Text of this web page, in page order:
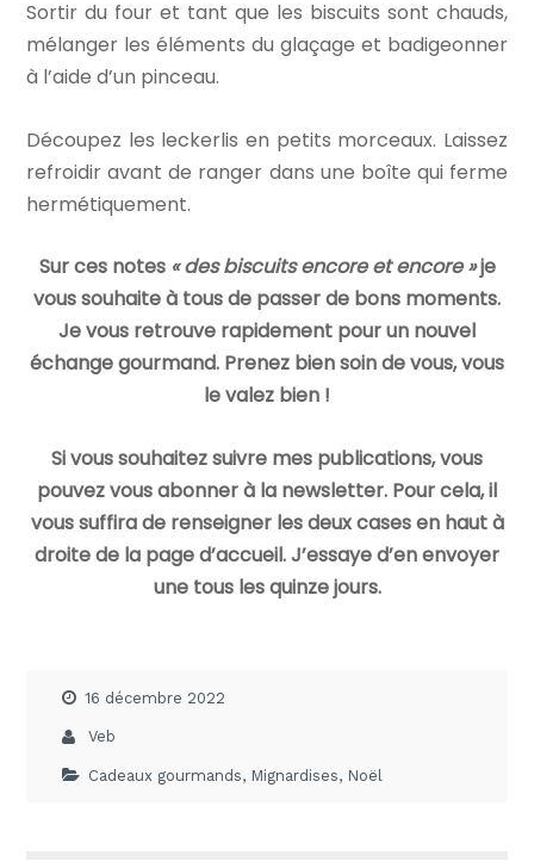
Sortir du four et tant que les biscuits sont chauds,
mélanger les éléments du glaçage et badigeonner
à l’aide d’un pinceau.
Découpez les leckerlis en petits morceaux. Laissez
refroidir avant de ranger dans une boîte qui ferme
hermétiquement.
Sur ces notes « des biscuits encore et encore »je
vous souhaite à tous de passer de bons moments.
Je vous retrouve rapidement pour un nouvel
échange gourmand. Prenez bien soin de vous, vous
le valez bien !
Si vous souhaitez suivre mes publications, vous
pouvez vous abonner à la newsletter. Pour cela, il
vous suffira de renseigner les deux cases en haut à
droite de la page d’accueil. J’essaye d’en envoyer
une tous les quinze jours.
16 décembre 2022
Veb
Cadeaux gourmands, Mignardises, Noël